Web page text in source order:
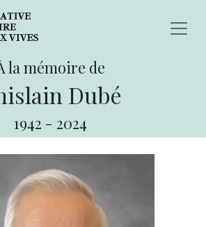
la mémoire de
Dubé
1942 - 2024